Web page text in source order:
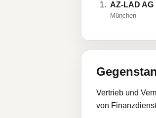
AZ-LAD AG
München
Vertrieb und
von